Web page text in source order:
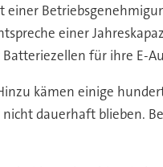
einer
für ihre E-
kämen einige
dauerhaft blieben.